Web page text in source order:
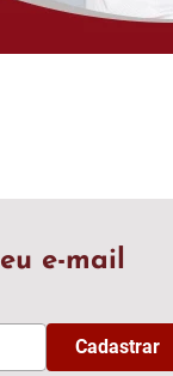
e-mail